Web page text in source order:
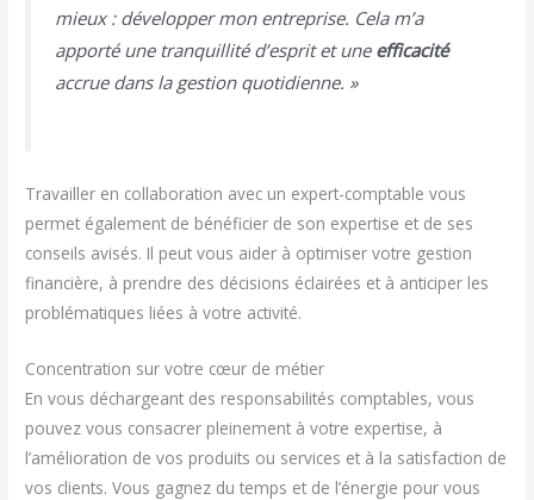
mieux : développer mon entreprise. Cela m’a
apporté une tranquillité d’esprit et une efficacité
accrue dans la gestion quotidienne. »
Travailler en collaboration avec un expert-comptable vous
permet également de bénéficier de son expertise et de ses
conseils avisés. Il peut vous aider à optimiser votre gestion
financière, à prendre des décisions éclairées et à anticiper les
problématiques liées à votre activité.
Concentration sur votre cœur de métier
En vous déchargeant des responsabilités comptables, vous
pouvez vous consacrer pleinement à votre expertise, à
l’amélioration de vos produits ou services et à la satisfaction de
vos clients. Vous gagnez du temps et de l’énergie pour vous